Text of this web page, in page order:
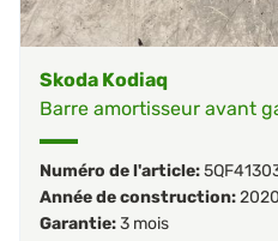
Skoda Kodiaq
Barre amortisseur avant
Numéro de l'article:
Année de construction:2020
Garantie:3 mois